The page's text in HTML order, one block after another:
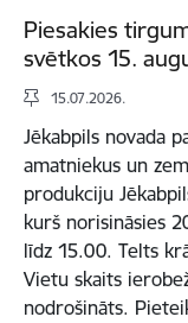
Piesakies
svētkos 15.
15.07.2026.
Jēkabpils novada
amatniekus un
produkciju
kurš norisināsies
līdz 15.00. Telts
Vietu skaits
nodrošināts.